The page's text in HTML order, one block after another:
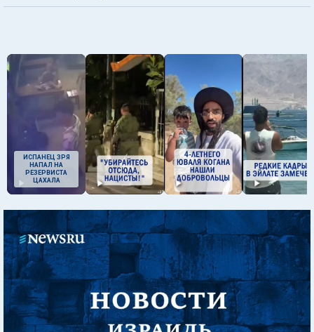
ИСПАНЕЦ ЗРЯ
НАПАЛ НА
РЕЗЕРВИСТА
ЦАХАЛА